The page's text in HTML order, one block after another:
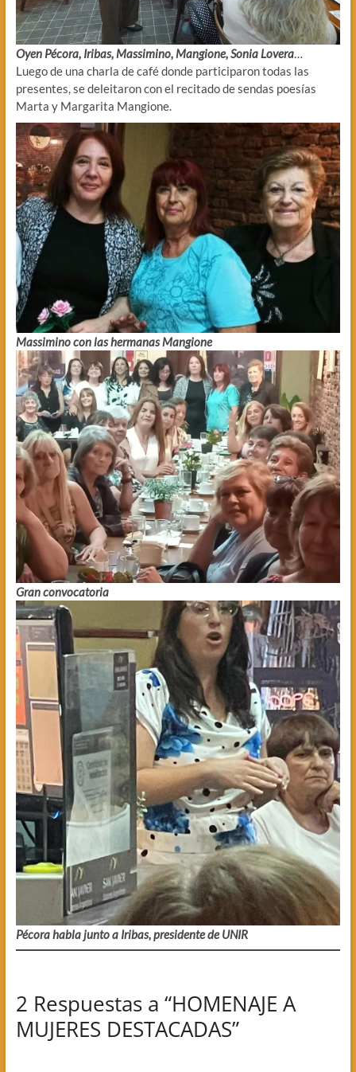
Oyen Pécora, Iribas, Massimino, Mangione, Sonia Lovera…
Luego de una charla de café donde participaron todas las
presentes, se deleitaron con el recitado de sendas poesías
Marta y Margarita Mangione.
Massimino con las hermanas Mangione
Gran convocatoria
Pécora habla junto a Iribas, presidente de UNIR
2 Respuestas a “HOMENAJE A
MUJERES DESTACADAS”